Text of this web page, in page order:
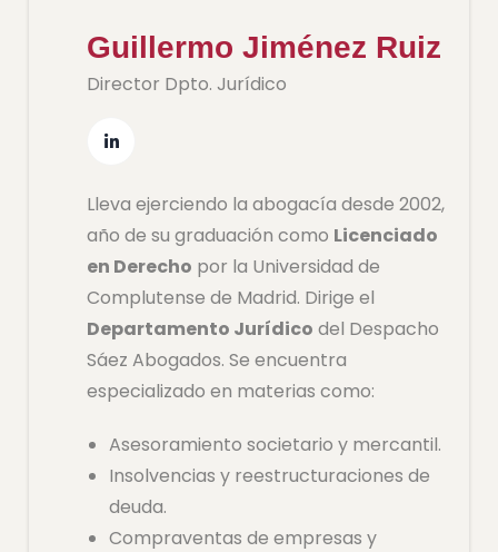
Guillermo Jiménez Ruiz
Director Dpto. Jurídico
Lleva ejerciendo la abogacía desde 2002,
año de su graduación como Licenciado
en Derecho por la Universidad de
Complutense de Madrid. Dirige el
Departamento Jurídico del Despacho
Sáez Abogados. Se encuentra
especializado en materias como:
Asesoramiento societario y mercantil.
Insolvencias y reestructuraciones de
deuda.
Compraventas de empresas y